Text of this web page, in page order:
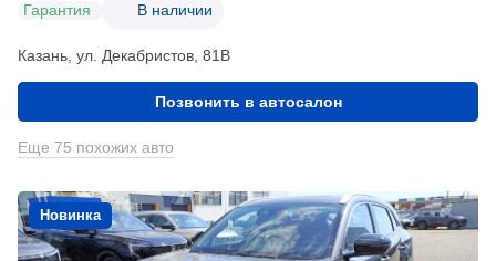
Гарантия В наличии
Казань, ул. Декабристов, 81В
Позвонить в автосалон
Еще 75 похожих авто
Новинка